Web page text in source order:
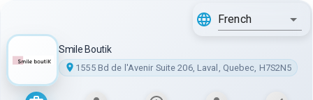
French
Smile Boutik
1555 Bd de l'Avenir Suite 206, Laval, Quebec, H7S2N5